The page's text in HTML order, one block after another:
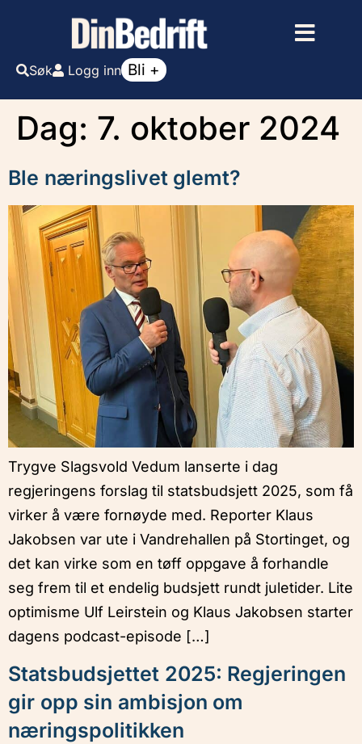
Søk Logg inn Bli +
Dag: 7. oktober 2024
Ble næringslivet glemt?
Trygve Slagsvold Vedum lanserte i dag
regjeringens forslag til statsbudsjett 2025, som få
virker å være fornøyde med. Reporter Klaus
Jakobsen var ute i Vandrehallen på Stortinget, og
det kan virke som en tøff oppgave å forhandle
seg frem til et endelig budsjett rundt juletider. Lite
optimisme Ulf Leirstein og Klaus Jakobsen starter
dagens podcast-episode […]
Statsbudsjettet 2025: Regjeringen
gir opp sin ambisjon om
næringspolitikken